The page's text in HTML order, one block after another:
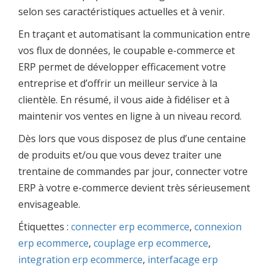
selon ses caractéristiques actuelles et à venir.
En traçant et automatisant la communication entre
vos flux de données, le coupable e-commerce et
ERP permet de développer efficacement votre
entreprise et d’offrir un meilleur service à la
clientèle. En résumé, il vous aide à fidéliser et à
maintenir vos ventes en ligne à un niveau record.
Dès lors que vous disposez de plus d’une centaine
de produits et/ou que vous devez traiter une
trentaine de commandes par jour, connecter votre
ERP à votre e-commerce devient très sérieusement
envisageable.
Étiquettes : connecter erp ecommerce, connexion
erp ecommerce, couplage erp ecommerce,
integration erp ecommerce, interfacage erp